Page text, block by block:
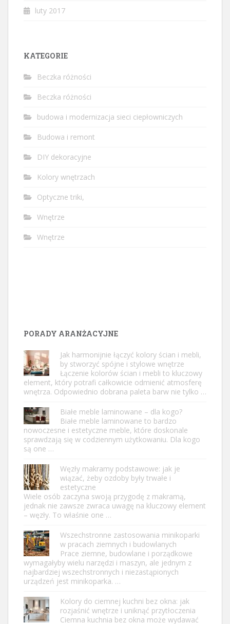
luty 2017
KATEGORIE
Beczka różności
Beczka różności
budowa i modernizacja sieci ciepłowniczych
Budowa i remont
DIY dekoracyjne
Kolory wnętrzach
Optyczne triki,
Wnętrze
Wnętrze
PORADY ARANŻACYJNE
Jak harmonijnie łączyć kolory ścian i mebli,
by stworzyć spójne i stylowe wnętrze
Łączenie kolorów ścian i mebli to kluczowy
element, który potrafi całkowicie odmienić atmosferę
wnętrza. Odpowiednio dobrana paleta barw nie tylko …
Białe meble laminowane – dla kogo?
Białe meble laminowane to bardzo
nowoczesne i estetyczne meble, które doskonale
sprawdzają się w codziennym użytkowaniu. Dla kogo
są one …
Węzły makramy podstawowe: jak je
wiązać, żeby ozdoby były trwałe i
estetyczne
Wiele osób zaczyna swoją przygodę z makramą,
jednak nie zawsze zwraca uwagę na kluczowy element
– węzły. To właśnie one …
Wszechstronne zastosowania minikoparki
w pracach ziemnych i budowlanych
Prace ziemne, budowlane i porządkowe
wymagałyby wielu narzędzi i maszyn, ale jednym z
najbardziej wszechstronnych i niezastąpionych
urządzeń jest minikoparka. …
Kolory do ciemnej kuchni bez okna: jak
rozjaśnić wnętrze i uniknąć przytłoczenia
Ciemna kuchnia bez okna może wydawać